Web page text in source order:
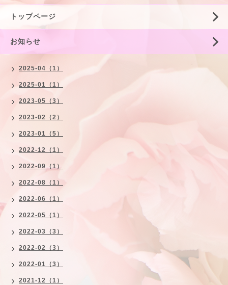
トップページ
お知らせ
2025-04（1）
2025-01（1）
2023-05（3）
2023-02（2）
2023-01（5）
2022-12（1）
2022-09（1）
2022-08（1）
2022-06（1）
2022-05（1）
2022-03（3）
2022-02（3）
2022-01（3）
2021-12（1）